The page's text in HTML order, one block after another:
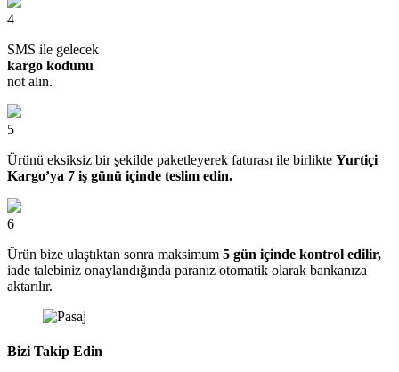
4
SMS ile gelecek
kargo kodunu
not alın.
5
Ürünü eksiksiz bir şekilde paketleyerek faturası ile birlikte Yurtiçi
Kargo’ya 7 iş günü içinde teslim edin.
6
Ürün bize ulaştıktan sonra maksimum 5 gün içinde kontrol edilir,
iade talebiniz onaylandığında paranız otomatik olarak bankanıza
aktarılır.
Bizi Takip Edin